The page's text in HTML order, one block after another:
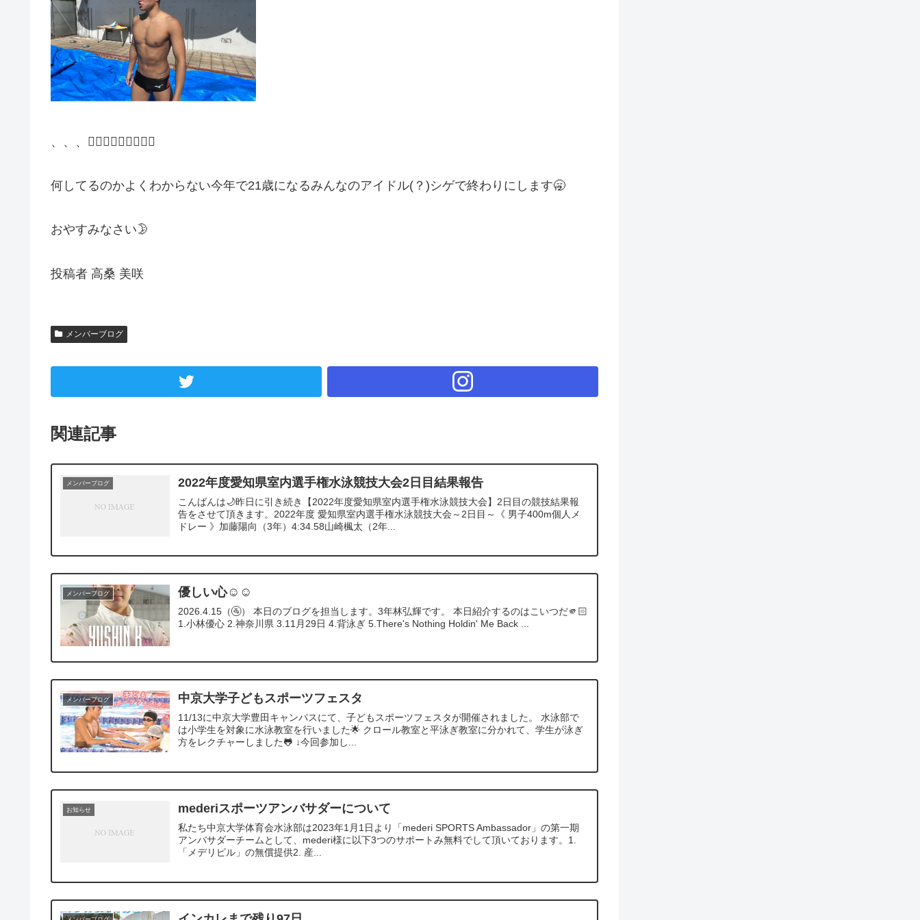
、、、🤦🏻‍♀️🤦🏻‍♀️🤦🏻‍♀️
何してるのかよくわからない今年で21歳になるみんなのアイドル(？)シゲで終わりにします🥱
おやすみなさい🌛
投稿者 高桑 美咲
メンバーブログ
関連記事
メンバーブログ 2022年度愛知県室内選手権水泳競技大会2日目結果報告
こんばんは🌙昨日に引き続き【2022年度愛知県室内選手権水泳競技大会】2日目の競技結果報
告をさせて頂きます。2022年度 愛知県室内選手権水泳競技大会～2日目～《 男子400m個人メ
ドレー 》加藤陽向（3年）4:34.58山崎楓太（2年...
メンバーブログ 優しい心☺☺️
2026.4.15（🚰） 本日のブログを担当します。3年林弘輝です。 本日紹介するのはこいつだ🫵🏻
1.小林優心 2.神奈川県 3.11月29日 4.背泳ぎ 5.There's Nothing Holdin' Me Back ...
メンバーブログ 中京大学子どもスポーツフェスタ
11/13に中京大学豊田キャンパスにて、子どもスポーツフェスタが開催されました。 水泳部で
は小学生を対象に水泳教室を行いました🌟 クロール教室と平泳ぎ教室に分かれて、学生が泳ぎ
方をレクチャーしました🐸 ↓今回参加し...
お知らせ mederiスポーツアンバサダーについて
私たち中京大学体育会水泳部は2023年1月1日より「mederi SPORTS Ambassador」の第一期
アンバサダーチームとして、mederi様に以下3つのサポートみ無料でして頂いております。1.
「メデリピル」の無償提供2. 産...